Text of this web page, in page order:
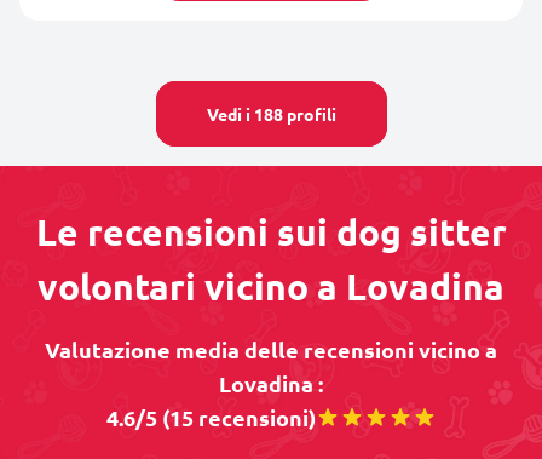
Vedi i 188 profili
Le recensioni sui dog sitter
volontari vicino a Lovadina
Valutazione media delle recensioni vicino a
Lovadina :
4.6/5 (15 recensioni)